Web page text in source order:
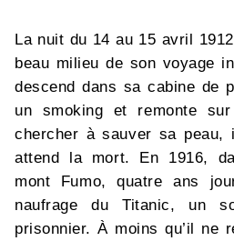
La nuit du 14 au 15 avril
beau milieu de son voyage
descend dans sa cabine de
un smoking et remonte
chercher à sauver sa peau,
attend la mort. En 1916,
mont Fumo, quatre ans
naufrage du Titanic, un
prisonnier. À moins qu’il ne